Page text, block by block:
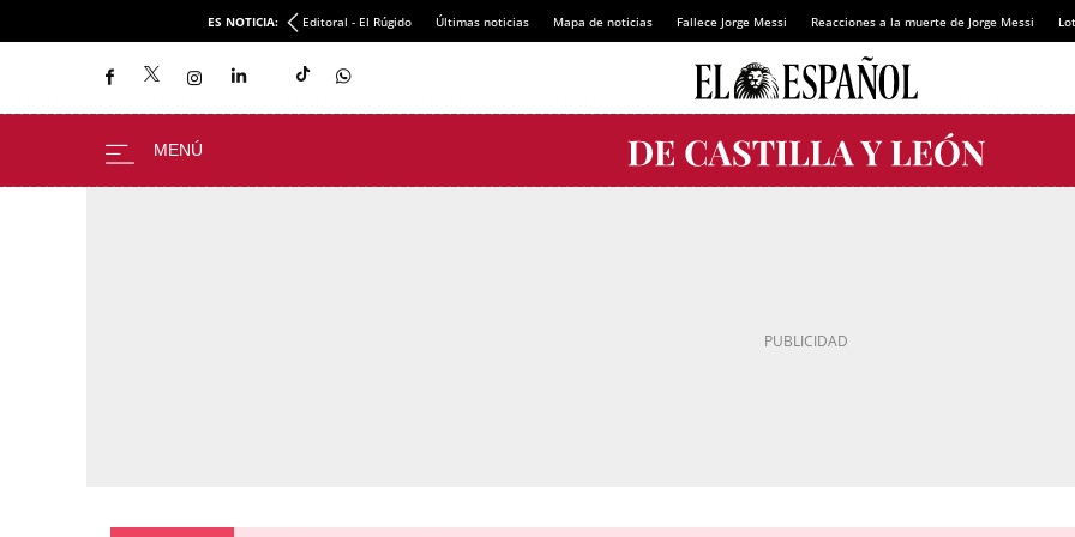
ES NOTICIA: Editoral - El Rúgido Últimas noticias Mapa de noticias Fallece Jorge Messi Reacciones a la muerte de Jorge Messi